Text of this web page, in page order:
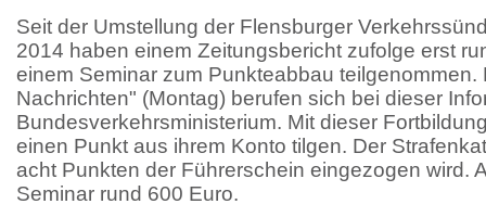
Seit der Umstellung der Flensburger
2014 haben einem Zeitungsbericht zufolge erst
einem Seminar zum Punkteabbau teilgenommen.
Nachrichten" (Montag) berufen sich bei dieser
Bundesverkehrsministerium. Mit dieser
einen Punkt aus ihrem Konto tilgen. Der
acht Punkten der Führerschein eingezogen wird.
Seminar rund 600 Euro.